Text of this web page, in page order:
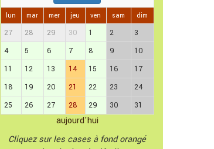
lun mar mer jeu ven sam dim
27 28 29 30 1 2
3
4
5 6 7 8 9
10
11
12 13 14 15 16
17
18
19 20 21 22 23
24
25
26 27 28 29 30 31
aujourd'hui
Cliquez sur les cases à fond orangé